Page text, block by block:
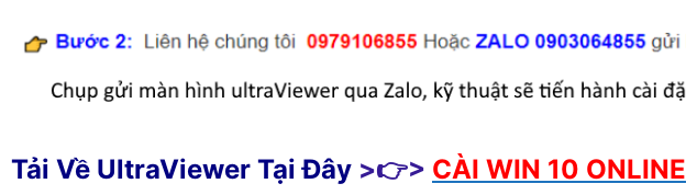
Tải Về UltraViewer Tại Đây >👉> CÀI WIN 10 ONLINE